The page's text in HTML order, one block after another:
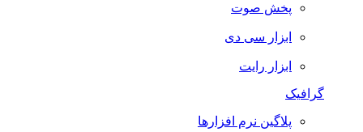
پخش صوت
ابزار سی دی
ابزار رایت
گرافیک
پلاگین نرم افزارها